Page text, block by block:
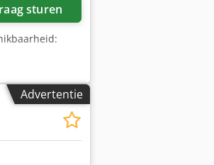
sturen
Advertentie